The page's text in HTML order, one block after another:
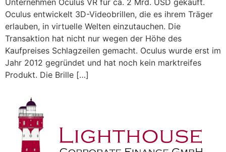
Oculus entwickelt 3D-Videobrillen, die es ihrem Träger
erlauben, in virtuelle Welten einzutauchen. Die
Transaktion hat nicht nur wegen der Höhe des
Kaufpreises Schlagzeilen gemacht. Oculus wurde erst im
Jahr 2012 gegründet und hat noch kein marktreifes
Produkt. Die Brille […]